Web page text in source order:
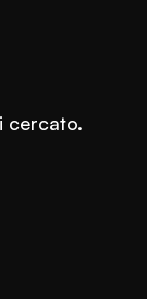
cercato.